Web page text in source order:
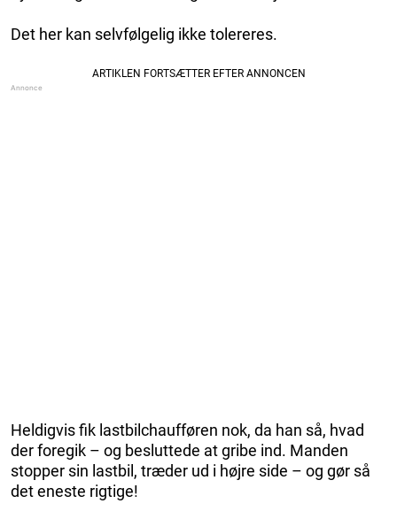
Det her kan selvfølgelig ikke tolereres.
Heldigvis fik lastbilchaufføren nok, da han så, hvad
der foregik – og besluttede at gribe ind. Manden
stopper sin lastbil, træder ud i højre side – og gør så
det eneste rigtige!